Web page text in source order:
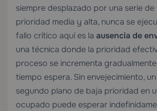
siempre desplazado por una serie
prioridad media y alta, nunca se
fallo crítico aquí es la ausencia de
una técnica donde la prioridad
proceso se incrementa
tiempo espera. Sin envejecimiento,
segundo plano de baja prioridad en
ocupado puede esperar